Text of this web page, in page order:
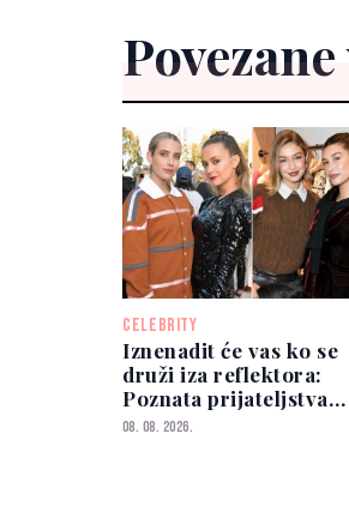
CELEBRITY
Iznenadit će vas ko se
druži iza reflektora:
Poznata prijateljstva
djece slavnih
08. 08. 2026.